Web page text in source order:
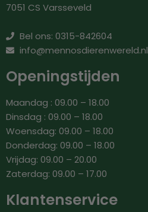
7051 CS Varsseveld
Bel ons: 0315-842604
info@mennosdierenwereld.nl
Openingstijden
Maandag : 09.00 – 18.00
Dinsdag : 09.00 – 18.00
Woensdag: 09.00 – 18.00
Donderdag: 09.00 – 18.00
Vrijdag: 09.00 – 20.00
Zaterdag: 09.00 – 17.00
Klantenservice